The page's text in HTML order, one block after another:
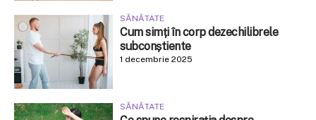
SĂNĂTATE
Cum simți în corp dezechilibrele
subconștiente
1 decembrie 2025
SĂNĂTATE